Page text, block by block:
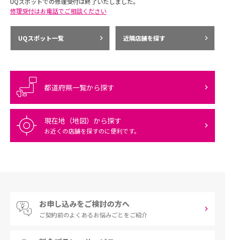
修理受付はお電話でご相談ください
UQスポット一覧 近隣店舗を探す
都道府県一覧から探す
現在地（地図）から探す
お近くの店舗を探すのに便利です。
お申し込みをご検討の方へ
ご契約前のよくあるお悩みごとをご紹介